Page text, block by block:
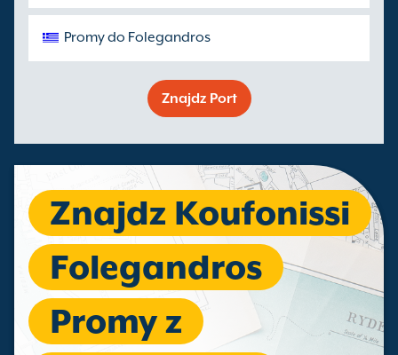
Promy do Folegandros
Znajdz Port
Znajdz Koufonissi
Folegandros
Promy z